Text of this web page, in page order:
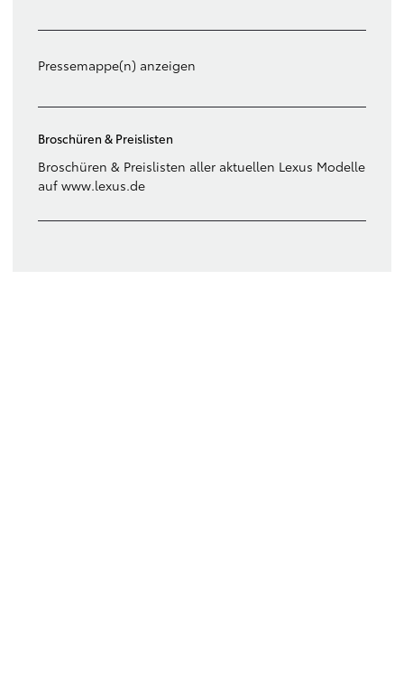
Pressemappe(n) anzeigen
Broschüren & Preislisten
Broschüren & Preislisten aller aktuellen Lexus Modelle
auf www.lexus.de